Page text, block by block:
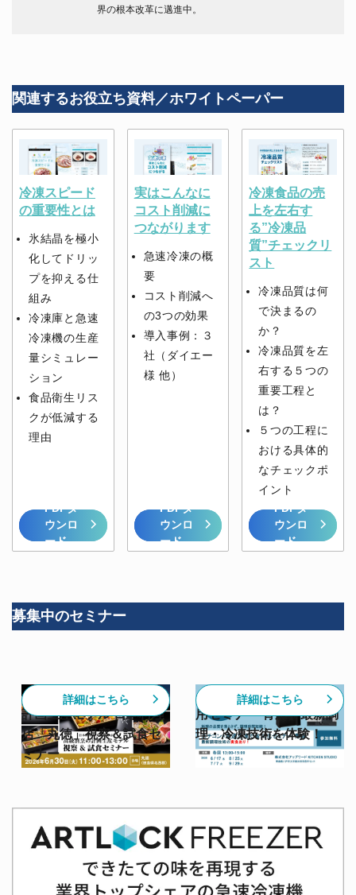
界の根本改革に邁進中。
関連するお役立ち資料／ホワイトペーパー
冷凍スピード
の重要性とは
氷結晶を極小
化してドリッ
プを抑える仕
組み
冷凍庫と急速
冷凍機の生産
量シミュレー
ション
食品衛生リス
クが低減する
理由
PDFダ
ウンロ
ード
実はこんなに
コスト削減に
つながります
急速冷凍の概
要
コスト削減へ
の3つの効果
導入事例：３
社（ダイエー
様 他）
PDFダ
ウンロ
ード
冷凍食品の売
上を左右す
る”冷凍品
質”チェックリ
スト
冷凍品質は何
で決まるの
か？
冷凍品質を左
右する５つの
重要工程と
は？
５つの工程に
おける具体的
なチェックポ
イント
PDFダ
ウンロ
ード
募集中のセミナー
【6/30開催】高級割烹の
計画生産モデル 日本料理
店「丸徳」視察＆試食セ
ミナー
詳細はこちら
【スチコン✕急速冷凍活
用セミナー 青森】最新調
理・冷凍技術を体験！
詳細はこちら